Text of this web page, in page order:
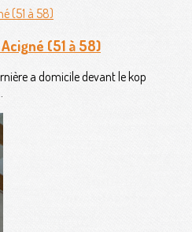
(51 à 58)
a domicile devant le kop